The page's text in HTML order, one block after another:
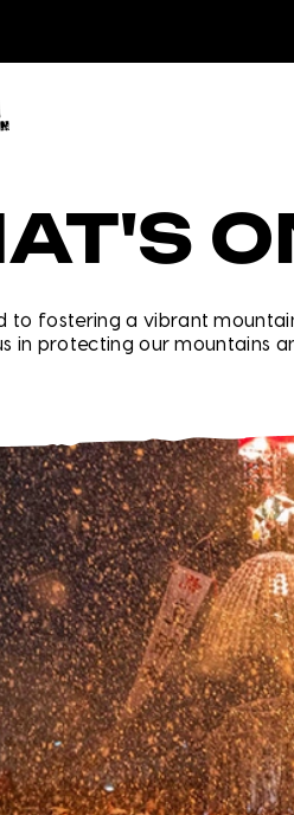
to fostering a vibrant
in protecting our mountains